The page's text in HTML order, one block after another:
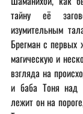
тайну её
изумительным
Брегман с первых
магическую и
взгляда на
и баба Тоня над
лежит он на